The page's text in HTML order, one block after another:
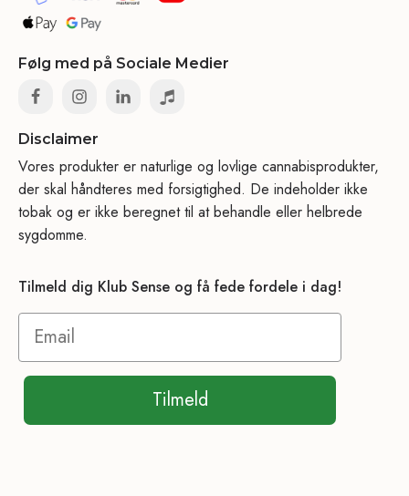
Følg med på Sociale Medier
Disclaimer
Vores produkter er naturlige og lovlige cannabisprodukter,
der skal håndteres med forsigtighed. De indeholder ikke
tobak og er ikke beregnet til at behandle eller helbrede
sygdomme.
Tilmeld dig Klub Sense og få fede fordele i dag!
Tilmeld